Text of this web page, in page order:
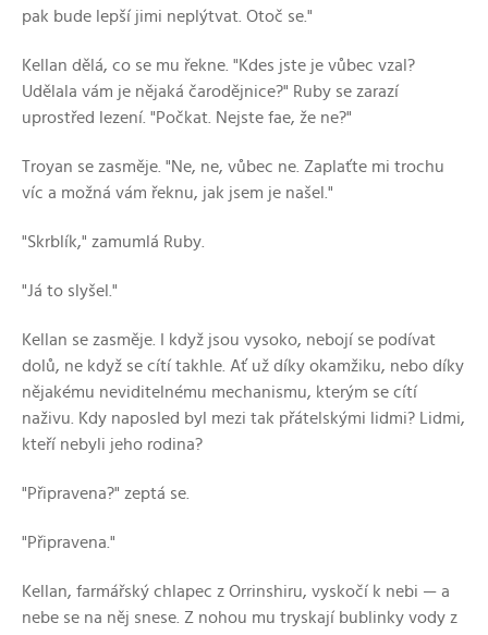
pak bude lepší jimi neplýtvat. Otoč se."
Kellan dělá, co se mu řekne. "Kdes jste je vůbec vzal?
Udělala vám je nějaká čarodějnice?" Ruby se zarazí
uprostřed lezení. "Počkat. Nejste fae, že ne?"
Troyan se zasměje. "Ne, ne, vůbec ne. Zaplaťte mi trochu
víc a možná vám řeknu, jak jsem je našel."
"Skrblík," zamumlá Ruby.
"Já to slyšel."
Kellan se zasměje. I když jsou vysoko, nebojí se podívat
dolů, ne když se cítí takhle. Ať už díky okamžiku, nebo díky
nějakému neviditelnému mechanismu, kterým se cítí
naživu. Kdy naposled byl mezi tak přátelskými lidmi? Lidmi,
kteří nebyli jeho rodina?
"Připravena?" zeptá se.
"Připravena."
Kellan, farmářský chlapec z Orrinshiru, vyskočí k nebi — a
nebe se na něj snese. Z nohou mu tryskají bublinky vody z